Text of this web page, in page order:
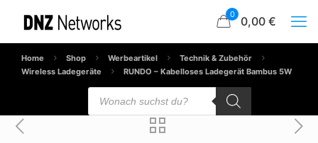
0 0,00 €
Home Shop Werbeartikel
Technik & Zubehör
Wireless Ladegeräte
RUNDO – Kabelloses Ladegerät Bambus 5W
Products
search